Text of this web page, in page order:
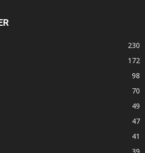
230
172
98
70
49
47
41